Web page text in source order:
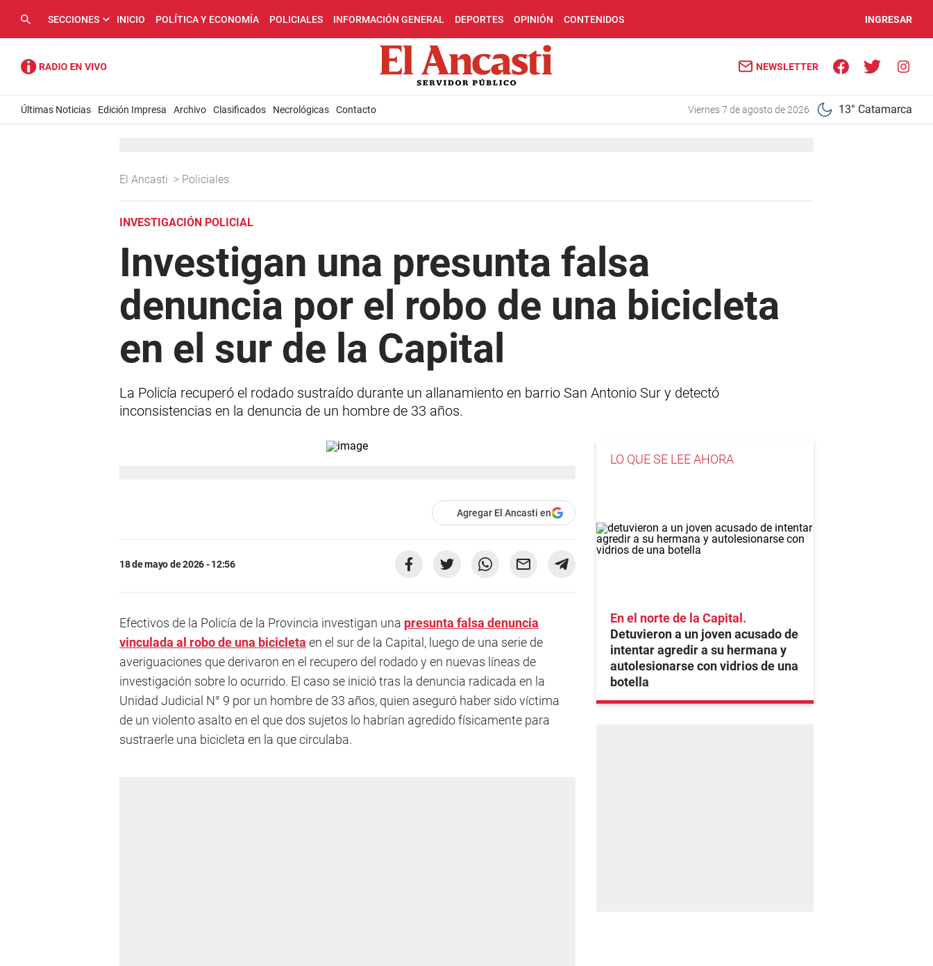
SECCIONES INICIO POLÍTICA Y ECONOMÍA POLICIALES INFORMACIÓN GENERAL DEPORTES OPINIÓN CONTENIDOS INGRESAR
NEWSLETTER
Últimas Noticias Edición Impresa Archivo Clasificados Necrológicas Contacto viernes 7 de agosto de 2026 13° Catamarca
El Ancasti > Policiales
INVESTIGACIÓN POLICIAL
Investigan una presunta falsa
denuncia por el robo de una bicicleta
en el sur de la Capital
La Policía recuperó el rodado sustraído durante un allanamiento en barrio San Antonio Sur y detectó
inconsistencias en la denuncia de un hombre de 33 años.
Agregar El Ancasti en
18 de mayo de 2026 - 12:56
Efectivos de la Policía de la Provincia investigan una presunta falsa denuncia
vinculada al robo de una bicicleta en el sur de la Capital, luego de una serie de
averiguaciones que derivaron en el recupero del rodado y en nuevas líneas de
investigación sobre lo ocurrido. El caso se inició tras la denuncia radicada en la
Unidad Judicial N° 9 por un hombre de 33 años, quien aseguró haber sido víctima
de un violento asalto en el que dos sujetos lo habrían agredido físicamente para
sustraerle una bicicleta en la que circulaba.
LO QUE SE LEE AHORA
En el norte de la Capital
Detuvieron a un joven acusado de
intentar agredir a su hermana y
autolesionarse con vidrios de una
botella